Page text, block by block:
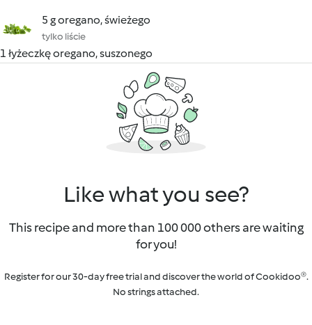
5 g oregano, świeżego
tylko liście
1 łyżeczkę oregano, suszonego
Like what you see?
This recipe and more than 100 000 others are waiting
for you!
Register for our 30-day free trial and discover the world of Cookidoo®.
No strings attached.